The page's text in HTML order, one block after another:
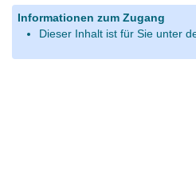
Informationen zum Zugang
Dieser Inhalt ist für Sie unter